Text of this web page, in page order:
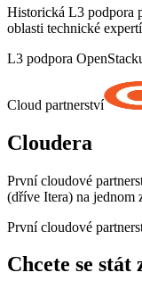
Historická L3 podpora
oblasti technické
L3 podpora
Cloud partnerství
Cloudera
První cloudové
(dříve Itera) na jednom
První cloudové
Chcete se